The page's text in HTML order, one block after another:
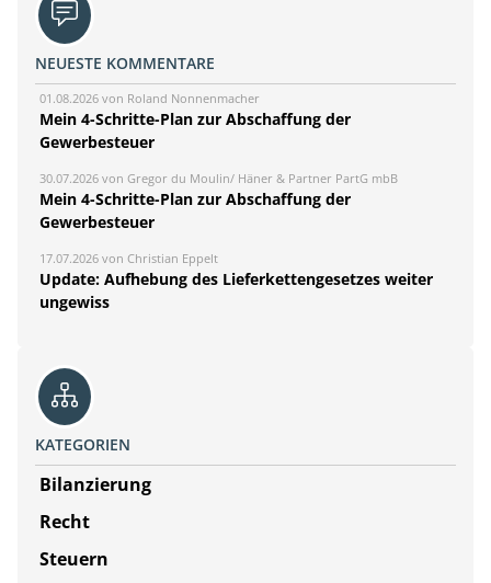
NEUESTE KOMMENTARE
01.08.2026 von Roland Nonnenmacher
Mein 4-Schritte-Plan zur Abschaffung der
Gewerbesteuer
30.07.2026 von Gregor du Moulin/ Häner & Partner PartG mbB
Mein 4-Schritte-Plan zur Abschaffung der
Gewerbesteuer
17.07.2026 von Christian Eppelt
Update: Aufhebung des Lieferkettengesetzes weiter
ungewiss
KATEGORIEN
Bilanzierung
Recht
Steuern